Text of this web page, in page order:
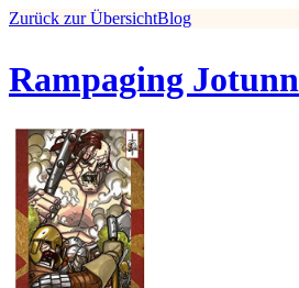
Zurück zur ÜbersichtBlog
Rampaging Jotunn